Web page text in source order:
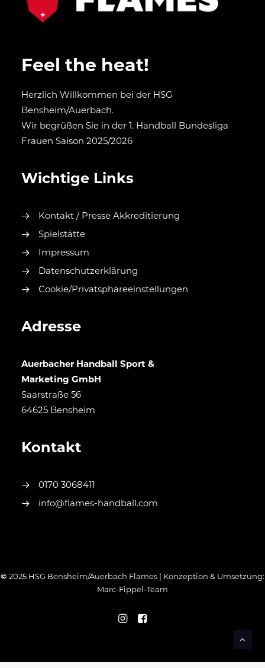
Feel the heat!
Herzlich Willkommen bei der HSG
Bensheim/Auerbach.
Wir begrüßen Sie in der 1. Handball Bundesliga
Frauen Saison 2025/2026
Wichtige Links
Kontakt / Presse Akkreditierung
Spielstätte
Impressum
Datenschutzerklärung
Cookie/Privatsphäreeinstellungen
Adresse
Auerbacher Handball Sport &
Marketing GmbH
Saarstraße 56
64625 Bensheim
Kontakt
0170 3068411
info@flames-handball.com
© 2025 HSG Bensheim/Auerbach Flames | Konzeption & Umsetzung:
Marc-Fippel-Team